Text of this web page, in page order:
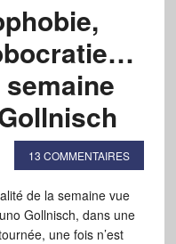
semaine
13 COMMENTAIRES
de la semaine vue
Gollnisch, dans une
une fois n’est